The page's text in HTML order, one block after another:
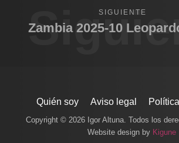
SIGUIENTE
Quién soy Aviso legal
Copyright © 2026 Igor Altuna. Todos los
Website design by Kigune